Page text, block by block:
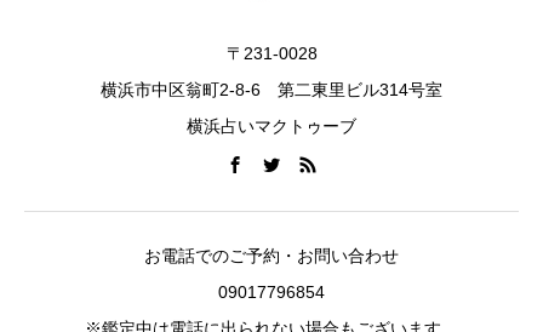
〒231-0028
横浜市中区翁町2-8-6 第二東里ビル314号室
横浜占いマクトゥーブ
お電話でのご予約・お問い合わせ
09017796854